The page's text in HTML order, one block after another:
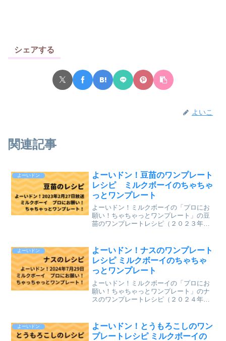
シェアする
よいこ
関連記事
よーいドン
よーいドン！豆苗のワンプレート
レシピ ミルクボーイのちゃちゃ
っとワンプレート
よーいドン！ミルクボーイの「プロにお
願い！ちゃちゃっとワンプレート」の豆
苗のワンプレートレシピ（２０２３年２
までのレシピを記事にしています。
⇒「ミルクボーイのプロにお...
よーいドン
よーいドン！ナスのワンプレート
レシピ ミルクボーイのちゃちゃ
っとワンプレート
よーいドン！ミルクボーイの「プロにお
願い！ちゃちゃっとワンプレート」のナ
スのワンプレートレシピ（２０２４年７
までのレシピを記事にしています。
⇒「ミルクボーイのプロにお...
よーいドン
よーいドン！とうもろこしのワン
プレートレシピ ミルクボーイの